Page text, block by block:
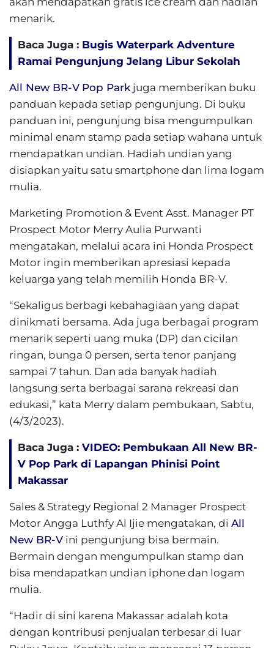
menarik.
Baca Juga : Bugis Waterpark Adventure
Ramai Pengunjung Jelang Libur Sekolah
All New BR-V Pop Parkjuga memberikan buku
panduan kepada setiap pengunjung. Di buku
panduan ini, pengunjung bisa mengumpulkan
minimal enam stamp pada setiap wahana untuk
mendapatkan undian. Hadiah undian yang
disiapkan yaitu satu smartphone dan lima logam
mulia.
Marketing Promotion & Event Asst. Manager PT
Prospect Motor Merry Aulia Purwanti
mengatakan, melalui acara ini Honda Prospect
Motor ingin memberikan apresiasi kepada
keluarga yang telah memilih Honda BR-V.
“Sekaligus berbagi kebahagiaan yang dapat
dinikmati bersama. Ada juga berbagai program
menarik seperti uang muka (DP) dan cicilan
ringan, bunga 0 persen, serta tenor panjang
sampai 7 tahun. Dan ada banyak hadiah
langsung serta berbagai sarana rekreasi dan
edukasi,” kata Merry dalam pembukaan, Sabtu,
(4/3/2023).
Baca Juga : VIDEO: Pembukaan All New BR-
V Pop Park di Lapangan Phinisi Point
Makassar
Sales & Strategy Regional 2 Manager Prospect
Motor Angga Luthfy Al Ijie mengatakan, di All
New BR-V ini pengunjung bisa bermain.
Bermain dengan mengumpulkan stamp dan
bisa mendapatkan undian iphone dan logam
mulia.
“Hadir di sini karena Makassar adalah kota
dengan kontribusi penjualan terbesar di luar